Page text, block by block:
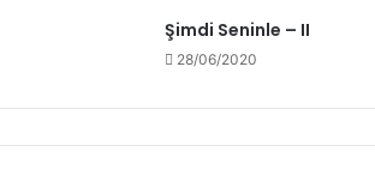
Şimdi Seninle – II
28/06/2020